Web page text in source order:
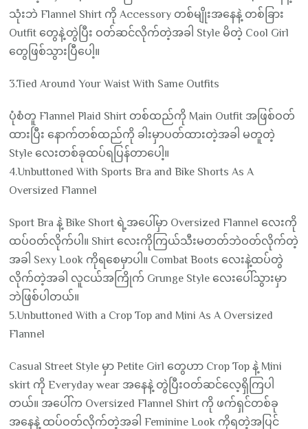
သုံးဘဲ Flannel Shirt ကို Accessory တစ်မျိုးအနေနဲ့ တစ်ခြား
Outfit တွေနဲ့တွဲပြီး ဝတ်ဆင်လိုက်တဲ့အခါ Style မိတဲ့ Cool Girl
တွေဖြစ်သွားပြီပေါ့။
3.Tied Around Your Waist With Same Outfits
ပုံစံတူ Flannel Plaid Shirt တစ်ထည်ကို Main Outfit အဖြစ်ဝတ်
ထားပြီး နောက်တစ်ထည်ကို ခါးမှာပတ်ထားတဲ့အခါ မတူတဲ့
Style လေးတစ်ခုထပ်ရပြန်တာပေါ့။
4.Unbuttoned With Sports Bra and Bike Shorts As A
Oversized Flannel
Sport Bra နဲ့ Bike Short ရဲ့အပေါ်မှာ Oversized Flannel လေးကို
ထပ်ဝတ်လိုက်ပါ။ Shirt လေးကိုကြယ်သီးမတတ်ဘဲဝတ်လိုက်တဲ့
အခါ Sexy Look ကိုရစေမှာပါ။ Combat Boots လေးနဲ့ထပ်တွဲ
လိုက်တဲ့အခါ လူငယ်အကြိုက် Grunge Style လေးပေါ်သွားမှာ
ဘဲဖြစ်ပါတယ်။
5.Unbuttoned With a Crop Top and Mini As A Oversized
Flannel
Casual Street Style မှာ Petite Girl တွေဟာ Crop Top နဲ့ Mini
skirt ကို Everyday wear အနေနဲ့ တွဲပြီးဝတ်ဆင်လေ့ရှိကြပါ
တယ်။ အပေါ်က Oversized Flannel Shirt ကို ဖက်ရှင်တစ်ခု
အနေနဲ့ ထပ်ဝတ်လိုက်တဲ့အခါ Feminine Look ကိုရတဲ့အပြင်